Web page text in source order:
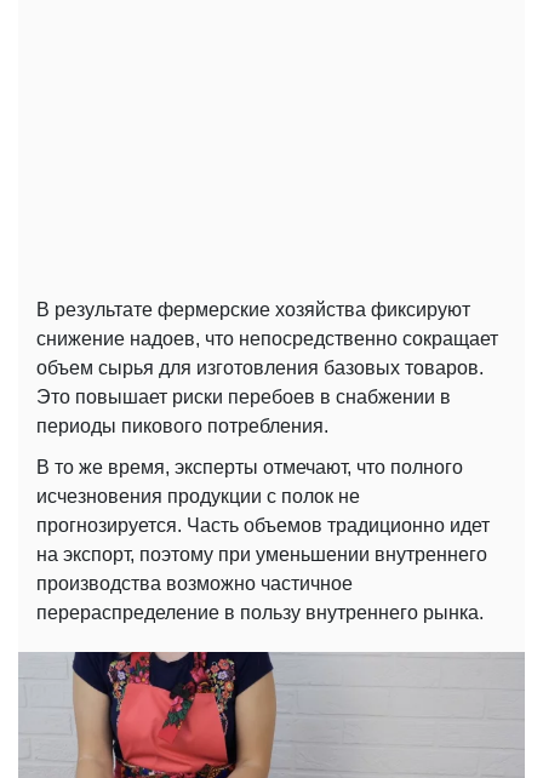
В результате фермерские хозяйства фиксируют
снижение надоев, что непосредственно сокращает
объем сырья для изготовления базовых товаров.
Это повышает риски перебоев в снабжении в
периоды пикового потребления.
В то же время, эксперты отмечают, что полного
исчезновения продукции с полок не
прогнозируется. Часть объемов традиционно идет
на экспорт, поэтому при уменьшении внутреннего
производства возможно частичное
перераспределение в пользу внутреннего рынка.